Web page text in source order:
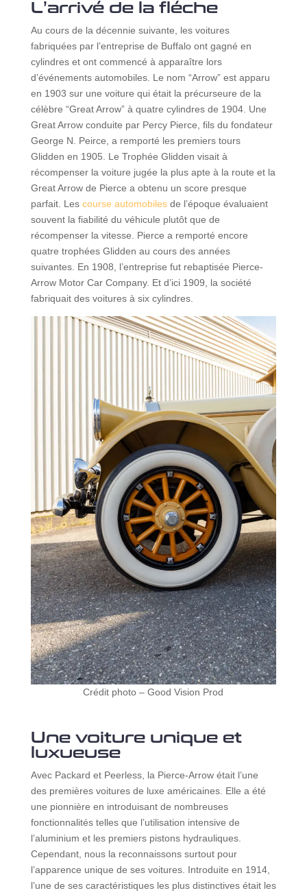
L’arrivé de la fléche
Au cours de la décennie suivante, les voitures
fabriquées par l’entreprise de Buffalo ont gagné en
cylindres et ont commencé à apparaître lors
d’événements automobiles. Le nom “Arrow” est apparu
en 1903 sur une voiture qui était la précurseure de la
célèbre “Great Arrow” à quatre cylindres de 1904. Une
Great Arrow conduite par Percy Pierce, fils du fondateur
George N. Peirce, a remporté les premiers tours
Glidden en 1905. Le Trophée Glidden visait à
récompenser la voiture jugée la plus apte à la route et la
Great Arrow de Pierce a obtenu un score presque
parfait. Les course automobilesde l’époque évaluaient
souvent la fiabilité du véhicule plutôt que de
récompenser la vitesse. Pierce a remporté encore
quatre trophées Glidden au cours des années
suivantes. En 1908, l’entreprise fut rebaptisée Pierce-
Arrow Motor Car Company. Et d’ici 1909, la société
fabriquait des voitures à six cylindres.
Crédit photo – Good Vision Prod
Une voiture unique et
luxueuse
Avec Packard et Peerless, la Pierce-Arrow était l’une
des premières voitures de luxe américaines. Elle a été
une pionnière en introduisant de nombreuses
fonctionnalités telles que l’utilisation intensive de
l’aluminium et les premiers pistons hydrauliques.
Cependant, nous la reconnaissons surtout pour
l’apparence unique de ses voitures. Introduite en 1914,
l’une de ses caractéristiques les plus distinctives était les